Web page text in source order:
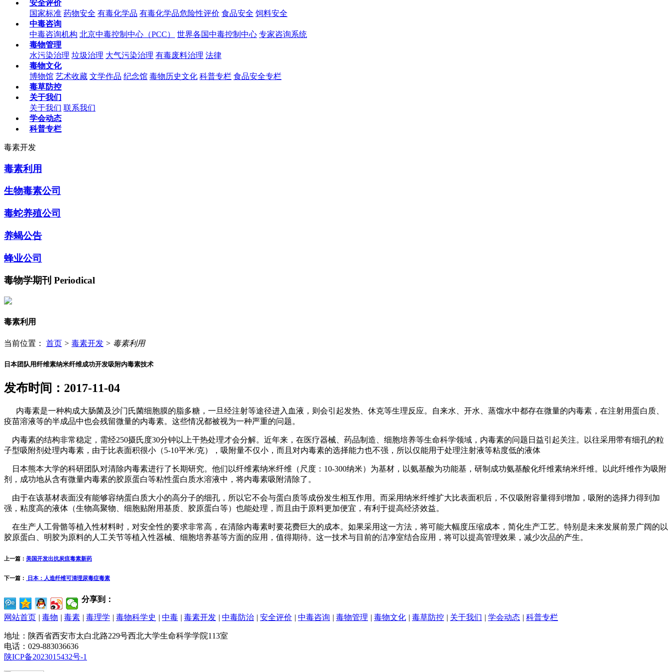
安全评价
国家标准 药物安全 有毒化学品 有毒化学品危险性评价 食品安全 饲料安全
中毒咨询
中毒咨询机构 北京中毒控制中心（PCC） 世界各国中毒控制中心 专家咨询系统
毒物管理
水污染治理 垃圾治理 大气污染治理 有毒废料治理 法律
毒物文化
博物馆 艺术收藏 文学作品 纪念馆 毒物历史文化 科普专栏 食品安全专栏
毒草防控
关于我们
关于我们 联系我们
学会动态
科普专栏
毒素开发
毒素利用
生物毒素公司
毒蛇养殖公司
养蝎公告
蜂业公司
毒物学期刊 Periodical
毒素利用
当前位置： 首页 > 毒素开发 > 毒素利用
日本团队用纤维素纳米纤维成功开发吸附内毒素技术
发布时间：2017-11-04
内毒素是一种构成大肠菌及沙门氏菌细胞膜的脂多糖，一旦经注射等途径进入血液，则会引起发热、休克等生理反应。自来水、开水、蒸馏水中都存在微量的内毒素，在注射用蛋白质、
疫苗溶液等的半成品中也会残留微量的内毒素。这些情况都被视为一种严重的问题。
内毒素的结构非常稳定，需经250摄氏度30分钟以上干热处理才会分解。近年来，在医疗器械、药品制造、细胞培养等生命科学领域，内毒素的问题日益引起关注。以往采用带有细孔的粒
子型吸附剂处理内毒素，由于比表面积很小（5-10平米/克），吸附量不仅小，而且对内毒素的选择能力也不强，所以仅能用于处理注射液等粘度低的液体
日本熊本大学的科研团队对清除内毒素进行了长期研究。他们以纤维素纳米纤维（尺度：10-300纳米）为基材，以氨基酸为功能基，研制成功氨基酸化纤维素纳米纤维。以此纤维作为吸附
剂，成功地从含有微量内毒素的胶原蛋白等粘性蛋白质水溶液中，将内毒素吸附清除了。
由于在该基材表面没有能够容纳蛋白质大小的高分子的细孔，所以它不会与蛋白质等成份发生相互作用。而采用纳米纤维扩大比表面积后，不仅吸附容量得到增加，吸附的选择力得到加
强，粘度高的液体（生物高聚物、细胞贴附用基质、胶原蛋白等）也能处理，而且由于原料更加便宜，有利于提高经济效益。
在生产人工骨骼等植入性材料时，对安全性的要求非常高，在清除内毒素时要花费巨大的成本。如果采用这一方法，将可能大幅度压缩成本，简化生产工艺。特别是未来发展前景广阔的以
胶原蛋白、明胶为原料的人工关节等植入性器械、细胞培养基等方面的应用，值得期待。这一技术与目前的洁净室结合应用，将可以提高管理效果，减少次品的产生。
上一篇： 美国开发出抗炭疽毒素新药
下一篇： 日本：人造纤维可清理尿毒症毒素
分享到：
网站首页 | 毒物 | 毒素 | 毒理学 | 毒物科学史 | 中毒 | 毒素开发 | 中毒防治 | 安全评价 | 中毒咨询 | 毒物管理 | 毒物文化 | 毒草防控 | 关于我们 | 学会动态 | 科普专栏
地址：陕西省西安市太白北路229号西北大学生命科学学院113室
电话：029-883036636
陕ICP备2023015432号-1